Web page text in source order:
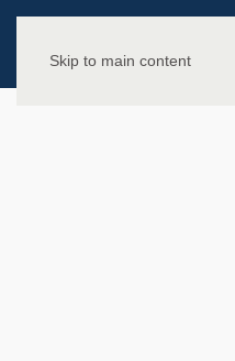
Skip to main content